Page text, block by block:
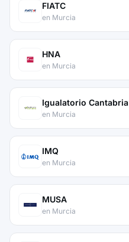
FIATC
en Murcia
HNA
en Murcia
Igualatorio Cantabria
en Murcia
IMQ
en Murcia
MUSA
en Murcia